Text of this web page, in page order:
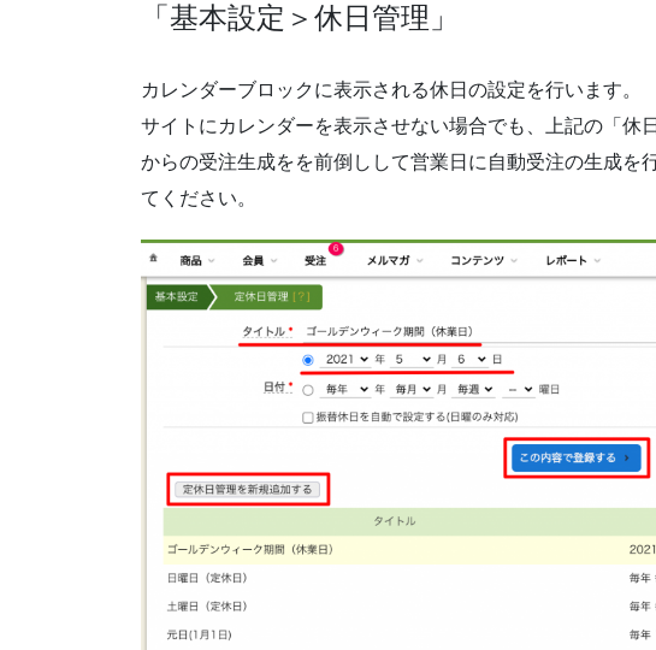
「基本設定＞休日管理」
カレンダーブロックに表示される休日の設定を行います。
サイトにカレンダーを表示させない場合でも、上記の「休
からの受注生成をを前倒しして営業日に自動受注の生成を
てください。